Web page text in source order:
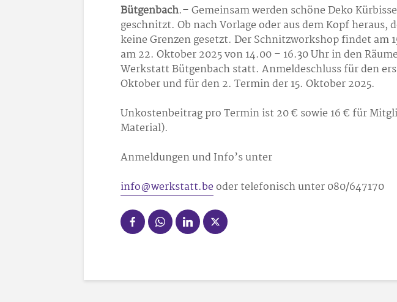
Bütgenbach.– Gemeinsam werden schöne Deko
geschnitzt. Ob nach Vorlage oder aus dem Kopf heraus,
keine Grenzen gesetzt. Der Schnitzworkshop findet am
am 22. Oktober 2025 von 14.00 – 16.30 Uhr in den
Werkstatt Bütgenbach statt. Anmeldeschluss für den
Oktober und für den 2. Termin der 15. Oktober 2025.
Unkostenbeitrag pro Termin ist 20 € sowie 16 € für
Material).
Anmeldungen und Info’s unter
info@werkstatt.beoder telefonisch unter 080/647170